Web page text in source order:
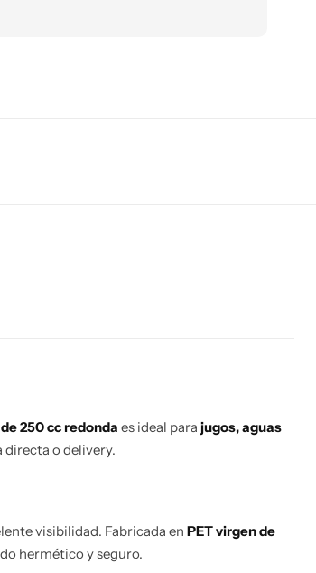
250 cc redonda es ideal para jugos, aguas
directa o delivery.
visibilidad. Fabricada en PET virgen de
hermético y seguro.